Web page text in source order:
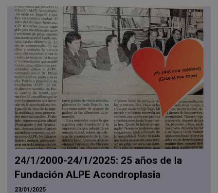
24/1/2000-24/1/2025: 25 años de la
Fundación ALPE Acondroplasia
23/01/2025